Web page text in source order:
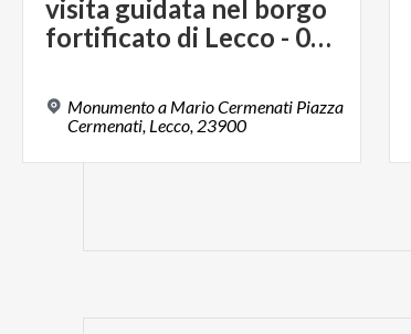
visita guidata nel borgo
fortificato di Lecco - 07 agosto 2026
Monumento a Mario Cermenati Piazza
Cermenati, Lecco, 23900